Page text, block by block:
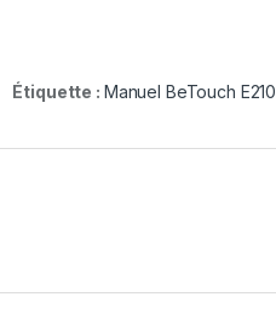
Étiquette : Manuel BeTouch E210